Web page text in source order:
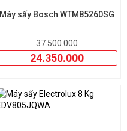
Máy sấy Bosch WTM85260SG
37.500.000
24.350.000